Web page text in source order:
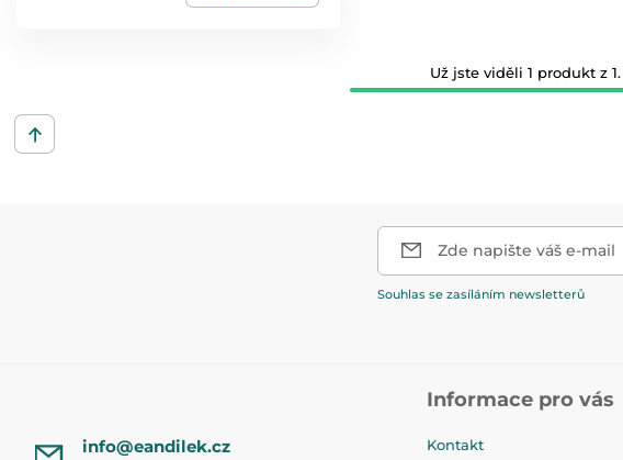
Už jste viděli 1 produkt z 1.
Zde napište váš e-mail
Souhlas se zasíláním newsletterů
info@eandilek.cz
Informace pro vás
Kontakt